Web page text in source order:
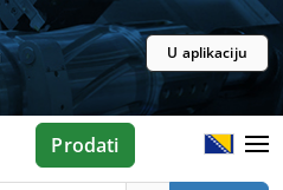
U aplikaciju
Prodati